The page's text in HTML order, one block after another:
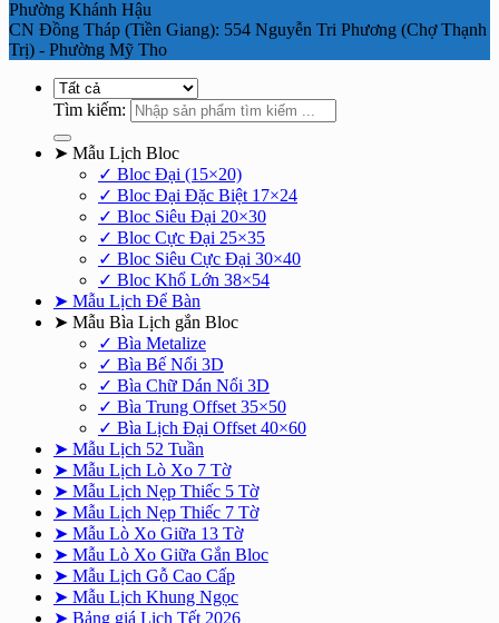
Phường Khánh Hậu
CN Đồng Tháp (Tiền Giang): 554 Nguyễn Tri Phương (Chợ Thạnh
Trị) - Phường Mỹ Tho
Tìm kiếm:
➤ Mẫu Lịch Bloc
✓ Bloc Đại (15×20)
✓ Bloc Đại Đặc Biệt 17×24
✓ Bloc Siêu Đại 20×30
✓ Bloc Cực Đại 25×35
✓ Bloc Siêu Cực Đại 30×40
✓ Bloc Khổ Lớn 38×54
➤ Mẫu Lịch Để Bàn
➤ Mẫu Bìa Lịch gắn Bloc
✓ Bìa Metalize
✓ Bìa Bế Nổi 3D
✓ Bìa Chữ Dán Nổi 3D
✓ Bìa Trung Offset 35×50
✓ Bìa Lịch Đại Offset 40×60
➤ Mẫu Lịch 52 Tuần
➤ Mẫu Lịch Lò Xo 7 Tờ
➤ Mẫu Lịch Nẹp Thiếc 5 Tờ
➤ Mẫu Lịch Nẹp Thiếc 7 Tờ
➤ Mẫu Lò Xo Giữa 13 Tờ
➤ Mẫu Lò Xo Giữa Gắn Bloc
➤ Mẫu Lịch Gỗ Cao Cấp
➤ Mẫu Lịch Khung Ngọc
➤ Bảng giá Lịch Tết 2026